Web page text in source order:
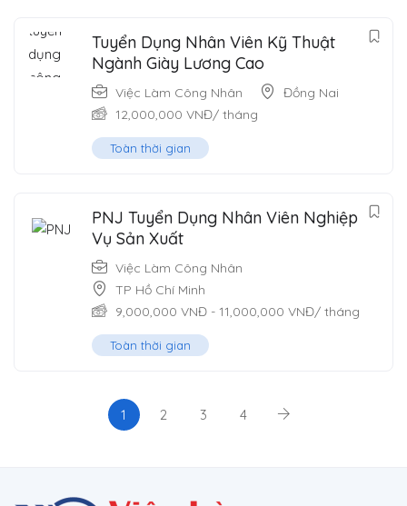
Tuyển Dụng Nhân Viên Kỹ Thuật
Ngành Giày Lương Cao
Việc Làm Công Nhân
Đồng Nai
12,000,000 VNĐ/ tháng
Toàn thời gian
PNJ Tuyển Dụng Nhân Viên Nghiệp
Vụ Sản Xuất
Việc Làm Công Nhân
TP Hồ Chí Minh
9,000,000 VNĐ - 11,000,000 VNĐ/ tháng
Toàn thời gian
1 2 3 4